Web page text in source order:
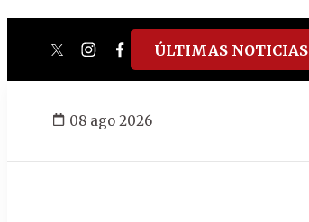
twitterinstagram
facebook
tiktokyoutube
spotify
ÚLTIMAS NOTICIAS
08 ago 2026